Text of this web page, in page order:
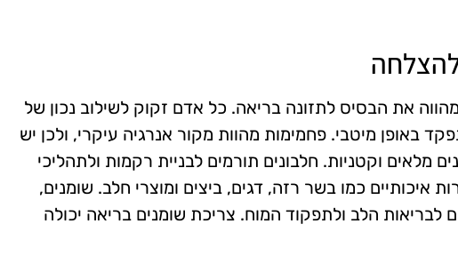
את הבסיס לתזונה בריאה. כל אדם זקוק לשילוב נכון של
באופן מיטבי. פחמימות מהוות מקור אנרגיה עיקרי, ולכן יש
מלאים וקטניות. חלבונים תורמים לבניית רקמות ולתהליכי
איכותיים כמו בשר רזה, דגים, ביצים ומוצרי חלב. שומנים,
לבריאות הלב ולתפקוד המוח. צריכת שומנים בריאה יכולה